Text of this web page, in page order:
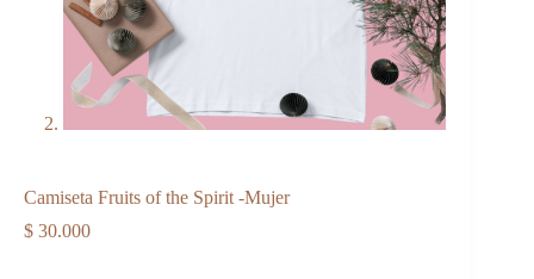
Camiseta Fruits of the Spirit -Mujer
$ 30.000